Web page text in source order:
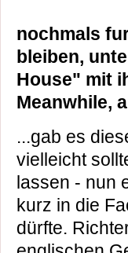
nochmals
bleiben,
House" mit
Meanwhile,
...gab es
vielleicht
lassen - nun
kurz in die
dürfte.